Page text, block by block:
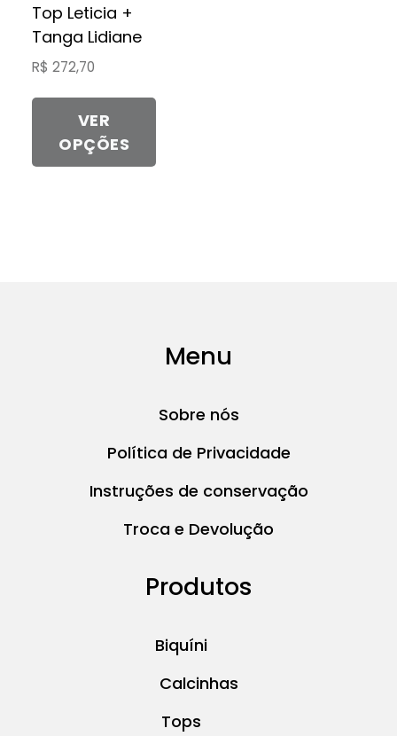
Top Leticia +
Tanga Lidiane
R$ 272,70
VER
OPÇÕES
Menu
Sobre nós
Política de Privacidade
Instruções de conservação
Troca e Devolução
Produtos
Biquíni
Calcinhas
Tops